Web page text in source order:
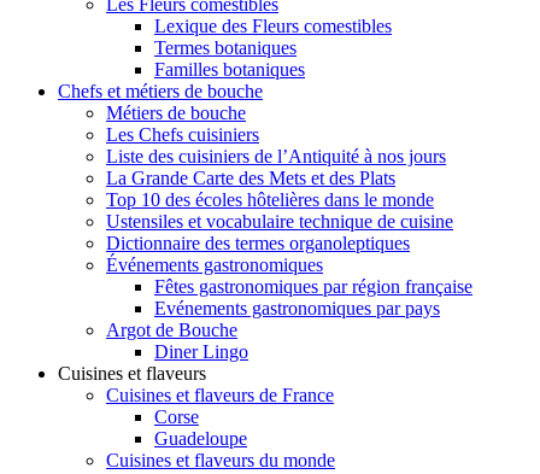
Les Fleurs comestibles
Lexique des Fleurs comestibles
Termes botaniques
Familles botaniques
Chefs et métiers de bouche
Métiers de bouche
Les Chefs cuisiniers
Liste des cuisiniers de l’Antiquité à nos jours
La Grande Carte des Mets et des Plats
Top 10 des écoles hôtelières dans le monde
Ustensiles et vocabulaire technique de cuisine
Dictionnaire des termes organoleptiques
Événements gastronomiques
Fêtes gastronomiques par région française
Evénements gastronomiques par pays
Argot de Bouche
Diner Lingo
Cuisines et flaveurs
Cuisines et flaveurs de France
Corse
Guadeloupe
Cuisines et flaveurs du monde